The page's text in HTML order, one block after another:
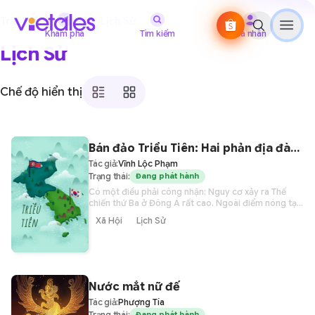
Trang Chủ›Thể Loại
Lịch Sử
Chế độ hiển thị
Bán đảo Triều Tiên: Hai phản địa đàng
Tác giả:Vĩnh Lộc Phạm
Trạng thái:
Đang phát hành
Có một điều phải công nhận: Nguy cơ xảy ra Thế
chiến thứ Ba ở Đông Á rất cao. Ngoài điểm nóng tại
eo biển Đài Loan, chúng ta thấy bán đảo Triều Tiên
cũng hệt như một thùng thuốc súng, sẵn sàng nổ
Xã Hội Lịch Sử
Nước mắt nữ đế
Tác giả:Phượng Tía
Khám phá Tìm kiếm Cá nhân